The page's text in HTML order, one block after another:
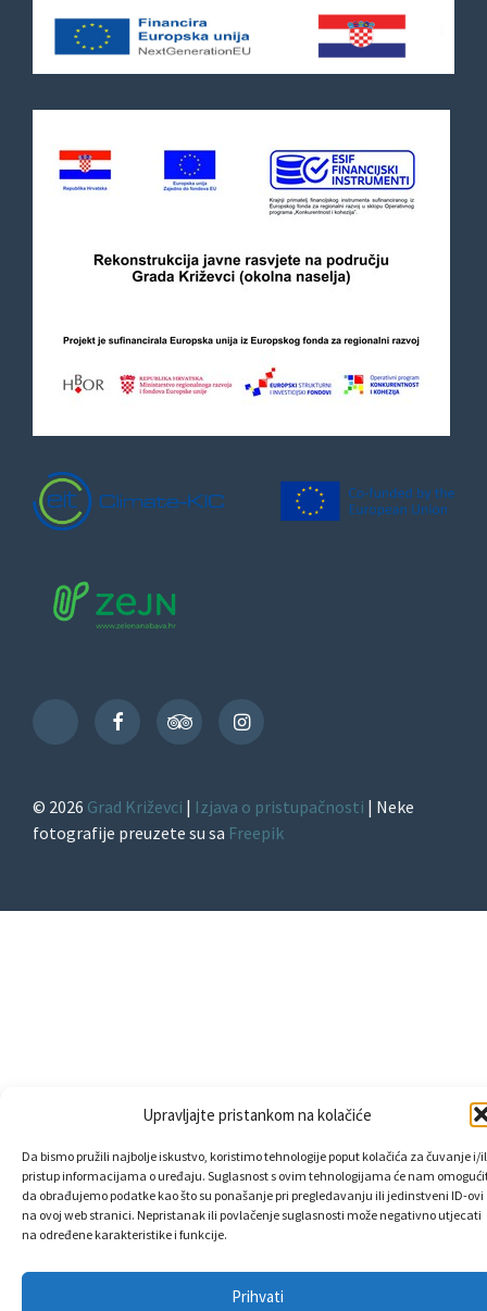
Upravljajte pristankom na kolačiće
Da bismo pružili najbolje iskustvo, koristimo tehnologije poput kolačića za čuvanje i/
pristup informacijama o uređaju. Suglasnost s ovim tehnologijama će nam
da obrađujemo podatke kao što su ponašanje pri pregledavanju ili jedinstveni ID-ovi
na ovoj web stranici. Nepristanak ili povlačenje suglasnosti može negativno utjecati
na određene karakteristike i funkcije.
Prihvati
TikTok
FacebookTripAdvisorInstagram
© 2026 Grad Križevci | Izjava o pristupačnosti | Neke
fotografije preuzete su sa Freepik